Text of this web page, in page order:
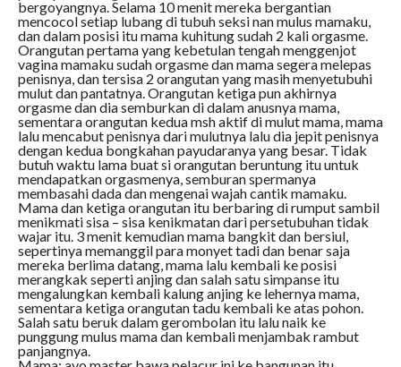
bergoyangnya. Selama 10 menit mereka bergantian
mencocol setiap lubang di tubuh seksi nan mulus mamaku,
dan dalam posisi itu mama kuhitung sudah 2 kali orgasme.
Orangutan pertama yang kebetulan tengah menggenjot
vagina mamaku sudah orgasme dan mama segera melepas
penisnya, dan tersisa 2 orangutan yang masih menyetubuhi
mulut dan pantatnya. Orangutan ketiga pun akhirnya
orgasme dan dia semburkan di dalam anusnya mama,
sementara orangutan kedua msh aktif di mulut mama, mama
lalu mencabut penisnya dari mulutnya lalu dia jepit penisnya
dengan kedua bongkahan payudaranya yang besar. Tidak
butuh waktu lama buat si orangutan beruntung itu untuk
mendapatkan orgasmenya, semburan spermanya
membasahi dada dan mengenai wajah cantik mamaku.
Mama dan ketiga orangutan itu berbaring di rumput sambil
menikmati sisa – sisa kenikmatan dari persetubuhan tidak
wajar itu. 3 menit kemudian mama bangkit dan bersiul,
sepertinya memanggil para monyet tadi dan benar saja
mereka berlima datang, mama lalu kembali ke posisi
merangkak seperti anjing dan salah satu simpanse itu
mengalungkan kembali kalung anjing ke lehernya mama,
sementara ketiga orangutan tadu kembali ke atas pohon.
Salah satu beruk dalam gerombolan itu lalu naik ke
punggung mulus mama dan kembali menjambak rambut
panjangnya.